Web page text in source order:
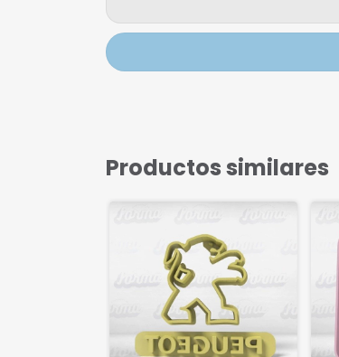
Productos similares